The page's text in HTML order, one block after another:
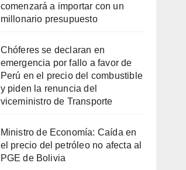
comenzará a importar con un
millonario presupuesto
Chóferes se declaran en
emergencia por fallo a favor de
Perú en el precio del combustible
y piden la renuncia del
viceministro de Transporte
Ministro de Economía: Caída en
el precio del petróleo no afecta al
PGE de Bolivia